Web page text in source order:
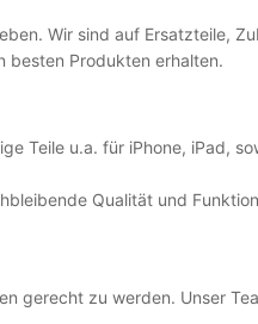
Wir sind auf Ersatzteile,
besten Produkten erhalten.
Teile u.a. für iPhone, iPad,
Qualität und
gerecht zu werden. Unser